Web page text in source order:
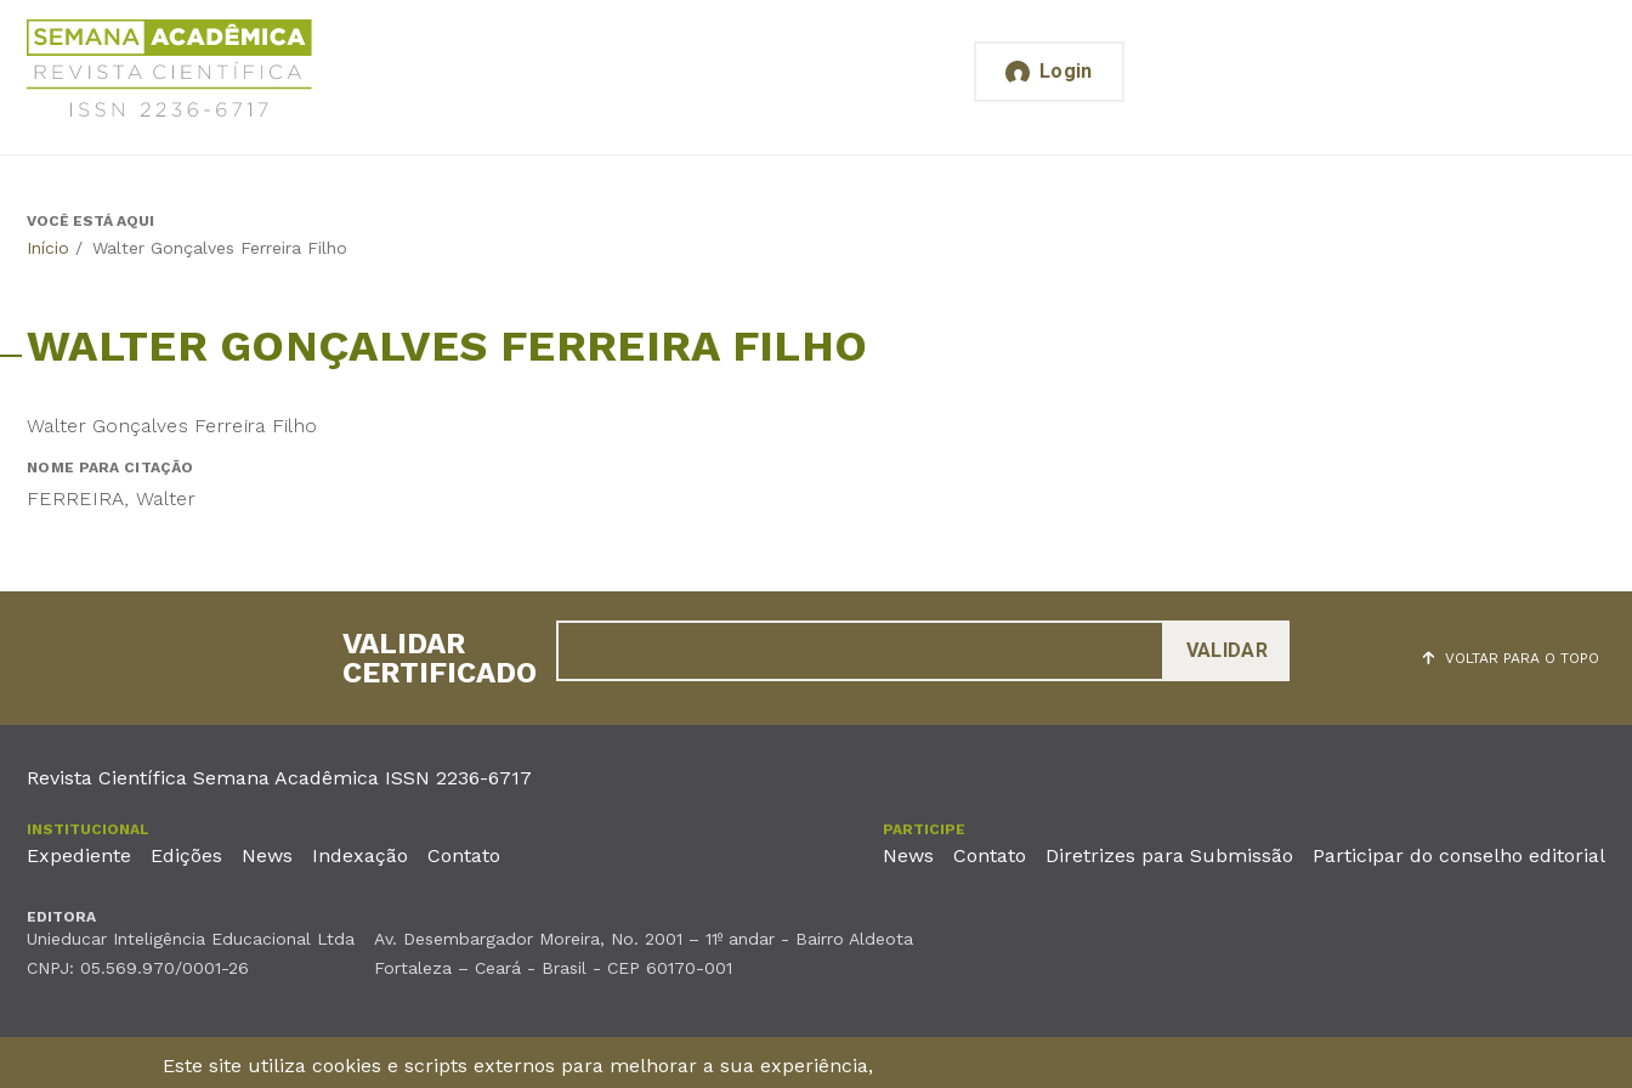
Jump
navigation
Revista
Científica
Semana
Acadêmica
6717
Login
BackVOCÊ ESTÁ AQUI
Início / Walter Gonçalves Ferreira Filho
WALTER GONÇALVES FERREIRA FILHO
Walter Gonçalves Ferreira Filho
NOME PARA CITAÇÃO
FERREIRA, Walter
VOLTAR PARA O TOPO
VALIDAR
CERTIFICADO
Revista Científica Semana Acadêmica ISSN 2236-6717
INSTITUCIONAL
Expediente Edições News Indexação Contato
PARTICIPE
News Contato Diretrizes para Submissão Participar do conselho editorial
EDITORA
Unieducar Inteligência Educacional Ltda
CNPJ: 05.569.970/0001-26
Av. Desembargador Moreira, No. 2001 – 11º andar - Bairro Aldeota
Fortaleza – Ceará - Brasil - CEP 60170-001
©2026Todos os direitos reservados
Este site utiliza cookies e scripts externos para melhorar a sua experiência,